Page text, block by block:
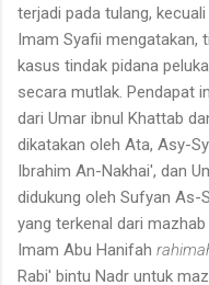
terjadi pada tulang, kecuali
Imam Syafii mengatakan,
kasus tindak pidana
secara mutlak. Pendapat
dari Umar ibnul Khattab
dikatakan oleh Ata, Asy-
Ibrahim An-Nakhai', dan
didukung oleh Sufyan As-
yang terkenal dari
Imam Abu Hanifah
Rabi' bintu Nadr untuk